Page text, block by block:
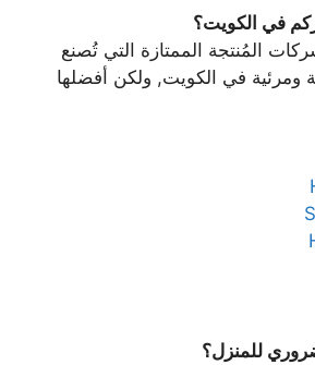
في الكويت؟
المُنتجة الممتازة التي تُصنع
ومرئية في الكويت, ولكن أفضلها
للمنزل؟